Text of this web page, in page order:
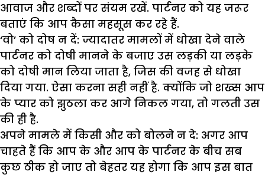
आवाज और शब्दों पर संयम रखें. पार्टनर को यह जरूर
बताएं कि आप कैसा महसूस कर रहे हैं.
‘वो’ को दोष न दें: ज्यादातर मामलों में धोखा देने वाले
पार्टनर को दोषी मानने के बजाए उस लड़की या लड़के
को दोषी मान लिया जाता है, जिस की वजह से धोखा
दिया गया. ऐसा करना सही नहीं है. क्योंकि जो शख्स आप
के प्यार को झुठला कर आगे निकल गया, तो गलती उस
की ही है.
अपने मामले में किसी और को बोलने न दे: अगर आप
चाहते हैं कि आप के और आप के पार्टनर के बीच सब
कुछ ठीक हो जाए तो बेहतर यह होगा कि आप इस बात